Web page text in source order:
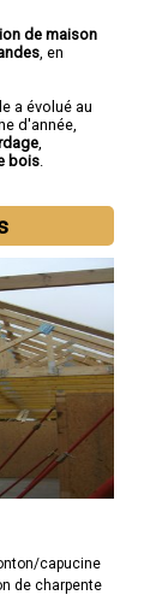
de maison
, en
a évolué au
d'année,
bois
capucine
de charpente